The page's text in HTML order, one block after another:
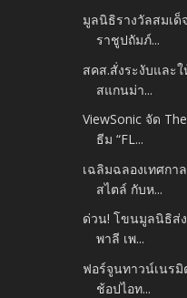
มูลนิธิรางวัลสมเด็
ราชูปถัมภ์...
สคส.สั่งระงับและ
สแกนม่า...
ViewSonic จัด
ธีม “FL...
เฉลิมฉลองเทศกา
สไตล์ กับห...
ด่วน! โขนมูลนิธิส่
พาลี เพ...
ฟอร์จูนทาวน์เนรมิ
ช้อปไอท...